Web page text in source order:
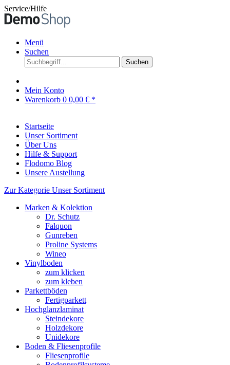
Service/Hilfe
Menü
Suchen
Suchen
Mein Konto
Warenkorb 0 0,00 € *
Startseite
Unser Sortiment
Über Uns
Hilfe & Support
Flodomo Blog
Unsere Austellung
Zur Kategorie Unser Sortiment
Marken & Kolektion
Dr. Schutz
Falquon
Gunreben
Proline Systems
Wineo
Vinylboden
zum klicken
zum kleben
Parkettböden
Fertigparkett
Hochglanzlaminat
Steindekore
Holzdekore
Unidekore
Boden & Fliesenprofile
Fliesenprofile